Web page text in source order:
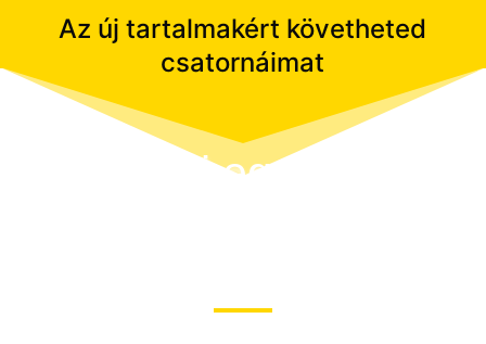
Az új tartalmakért követheted
csatornáimat
Kérj egyedi